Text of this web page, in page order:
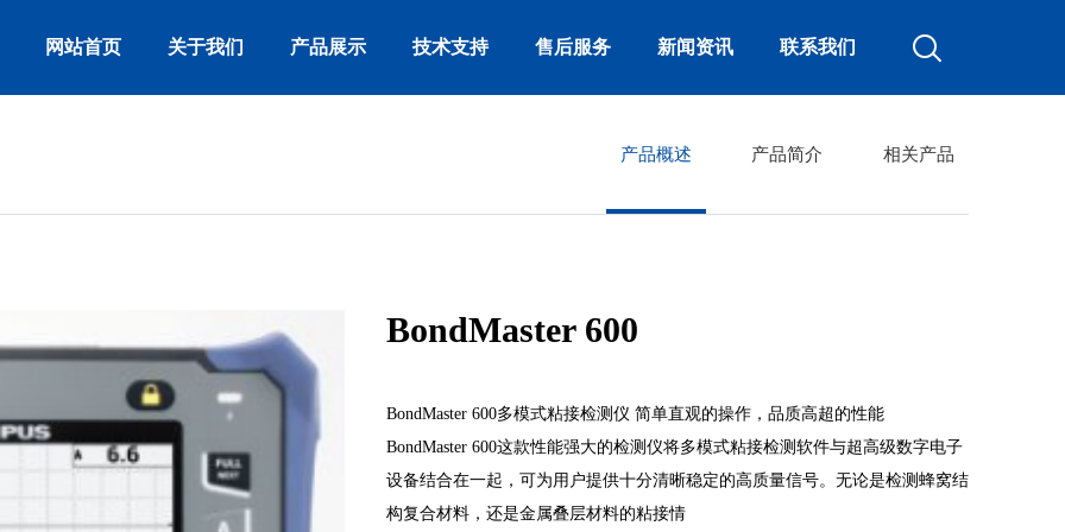
网站首页 关于我们 产品展示 技术支持 售后服务 新闻资讯 联系我们
产品概述 产品简介 相关产品
BondMaster 600
BondMaster 600多模式粘接检测仪 简单直观的操作，品质高超的性能
BondMaster 600这款性能强大的检测仪将多模式粘接检测软件与超高级数字电子
设备结合在一起，可为用户提供十分清晰稳定的高质量信号。无论是检测蜂窝结
构复合材料，还是金属叠层材料的粘接情